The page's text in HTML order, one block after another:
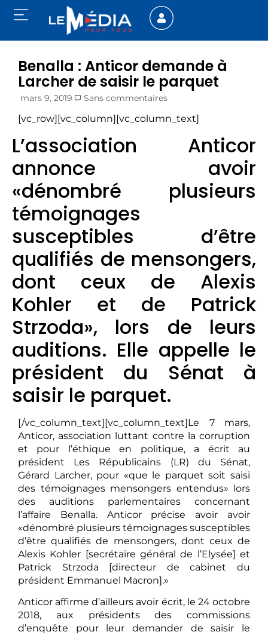
Benalla : Anticor demande à
Larcher de saisir le parquet
mars 9, 2019 Sans commentaires
[vc_row][vc_column][vc_column_text]
L’association Anticor
annonce avoir
«dénombré plusieurs
témoignages
susceptibles d’être
qualifiés de mensongers,
dont ceux de Alexis
Kohler et de Patrick
Strzoda», lors de leurs
auditions. Elle appelle le
président du Sénat à
saisir le parquet.
[/vc_column_text][vc_column_text]Le 7 mars,
Anticor, association luttant contre la corruption
et pour l’éthique en politique, a écrit au
président Les Républicains (LR) du Sénat,
Gérard Larcher, pour «que le parquet soit saisi
des témoignages mensongers entendus» lors
des auditions parlementaires concernant
l’affaire Benalla. Anticor précise avoir avoir
«dénombré plusieurs témoignages susceptibles
d’être qualifiés de mensongers, dont ceux de
Alexis Kohler [secrétaire général de l’Elysée] et
Patrick Strzoda [directeur de cabinet du
président Emmanuel Macron].»
Anticor affirme d’ailleurs avoir écrit, le 24 octobre
2018, aux présidents des commissions
d’enquête pour leur demander de saisir le